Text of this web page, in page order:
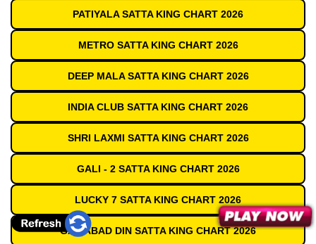
PATIYALA SATTA KING CHART 2026
METRO SATTA KING CHART 2026
DEEP MALA SATTA KING CHART 2026
INDIA CLUB SATTA KING CHART 2026
SHRI LAXMI SATTA KING CHART 2026
GALI - 2 SATTA KING CHART 2026
LUCKY 7 SATTA KING CHART 2026
GAZIABAD DIN SATTA KING CHART 2026